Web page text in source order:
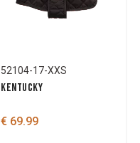
52104-17-XXS
KENTUCKY
€ 69.99